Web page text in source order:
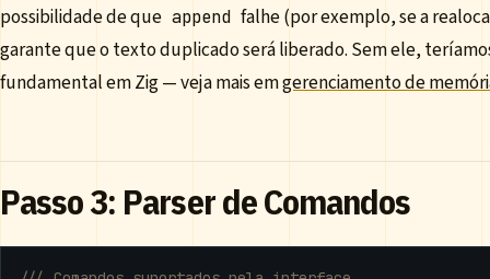
possibilidade de que append falhe (por exemplo, se a
garante que o texto duplicado será liberado. Sem ele,
fundamental em Zig — veja mais emgerenciamento de
Passo 3: Parser de Comandos